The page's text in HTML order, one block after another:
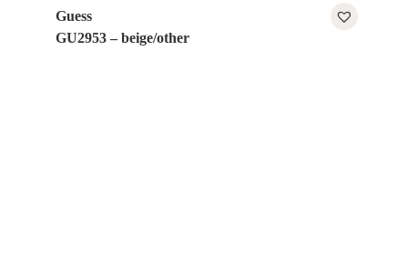
Guess
GU2953 – beige/other